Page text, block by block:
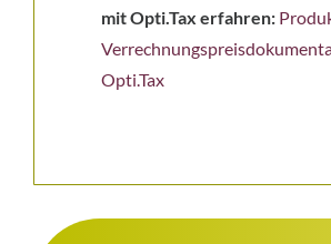
mit Opti.Tax erfahren:
Opti.Tax